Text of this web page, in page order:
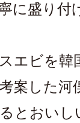
に盛り付
エビを韓
案した河
とおい